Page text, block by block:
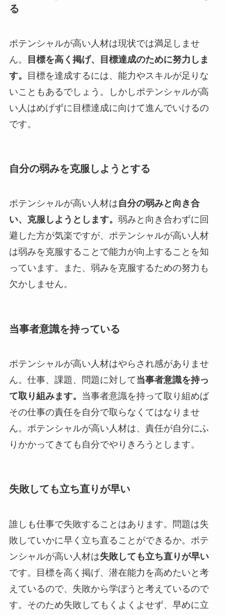
る
ポテンシャルが高い人材は現状では満足しませ
ん。
目標を高く掲げ、目標達成のために努力しま
す。
目標を達成するには、能力やスキルが足りな
いこともあるでしょう。しかしポテンシャルが高
い人はめげずに目標達成に向けて進んでいけるの
です。
自分の弱みを克服しようとする
ポテンシャルが高い人材は自分の弱みと向き合
い、克服しようとします。 弱みと向き合わずに回
避した方が気楽ですが、ポテンシャルが高い人材
は弱みを克服することで能力が向上することを知
っています。また、弱みを克服するための努力も
欠かしません。
当事者意識を持っている
ポテンシャルが高い人材はやらされ感がありませ
ん。仕事、課題、問題に対して当事者意識を持っ
て取り組みます。 当事者意識を持って取り組めば
その仕事の責任を自分で取らなくてはなりませ
ん。ポテンシャルが高い人材は、責任が自分にふ
りかかってきても自分でやりきろうとします。
失敗しても立ち直りが早い
誰しも仕事で失敗することはあります。問題は失
敗していかに早く立ち直ることができるか。ポテ
ンシャルが高い人材は失敗しても立ち直りが早い
です。目標を高く掲げ、潜在能力を高めたいと考
えているので、失敗から学ぼうと考えているので
す。そのため失敗してもくよくよせず、早めに立